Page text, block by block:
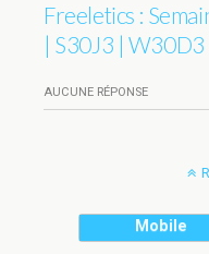
Freeletics :
| S30J3 | W30D3
AUCUNE RÉPONSE
Mobile